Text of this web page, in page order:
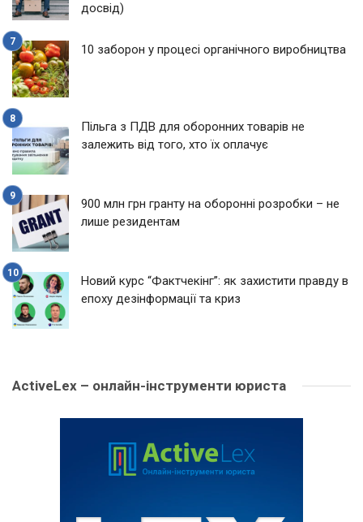
досвід)
10 заборон у процесі органічного виробництва
Пільга з ПДВ для оборонних товарів не
залежить від того, хто їх оплачує
900 млн грн гранту на оборонні розробки – не
лише резидентам
Новий курс “Фактчекінг”: як захистити правду в
епоху дезінформації та криз
ActiveLex – онлайн-інструменти юриста